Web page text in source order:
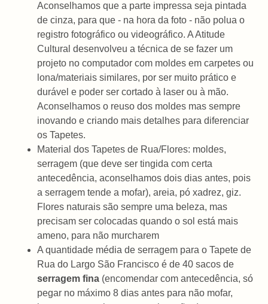
Aconselhamos que a parte impressa seja pintada
de cinza, para que - na hora da foto - não polua o
registro fotográfico ou videográfico. A Atitude
Cultural desenvolveu a técnica de se fazer um
projeto no computador com moldes em carpetes ou
lona/materiais similares, por ser muito prático e
durável e poder ser cortado à laser ou à mão.
Aconselhamos o reuso dos moldes mas sempre
inovando e criando mais detalhes para diferenciar
os Tapetes.
Material dos Tapetes de Rua/Flores: moldes,
serragem (que deve ser tingida com certa
antecedência, aconselhamos dois dias antes, pois
a serragem tende a mofar), areia, pó xadrez, giz.
Flores naturais são sempre uma beleza, mas
precisam ser colocadas quando o sol está mais
ameno, para não murcharem
A quantidade média de serragem para o Tapete de
Rua do Largo São Francisco é de 40 sacos de
serragem fina (encomendar com antecedência, só
pegar no máximo 8 dias antes para não mofar,